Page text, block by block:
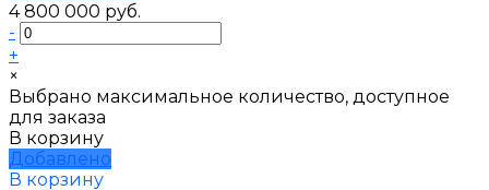
4 800 000 руб.
-
+
×
Выбрано максимальное количество, доступное
для заказа
В корзину
Добавлено
В корзину